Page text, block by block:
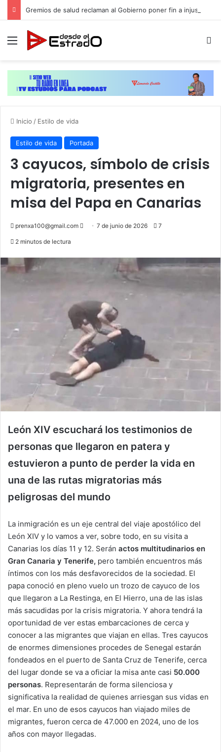
Menú
Inicio / Estilo de vida
Estilo de vida Portada
3 cayucos, símbolo de crisis
migratoria, presentes en
misa del Papa en Canarias
prenxa100@gmail.com
Send7 de junio de 2026 7
2 minutos de lectura
León XIV escuchará los testimonios de
personas que llegaron en patera y
estuvieron a punto de perder la vida en
una de las rutas migratorias más
peligrosas del mundo
La inmigración es un eje central del viaje apostólico del
León XIV y lo vamos a ver, sobre todo, en su visita a
Canarias los días 11 y 12. Serán actos multitudinarios en
Gran Canaria y Tenerife, pero también encuentros más
íntimos con los más desfavorecidos de la sociedad. El
papa conoció en pleno vuelo un trozo de cayuco de los
que llegaron a La Restinga, en El Hierro, una de las islas
más sacudidas por la crisis migratoria. Y ahora tendrá la
oportunidad de ver estas embarcaciones de cerca y
conocer a las migrantes que viajan en ellas. Tres cayucos
de enormes dimensiones procedes de Senegal estarán
fondeados en el puerto de Santa Cruz de Tenerife, cerca
del lugar donde se va a oficiar la misa ante casi 50.000
personas. Representarán de forma silenciosa y
significativa la realidad de quienes arriesgan sus vidas en
el mar. En uno de esos cayucos han viajado miles de
migrantes, fueron cerca de 47.000 en 2024, uno de los
años con mayor llegadas.